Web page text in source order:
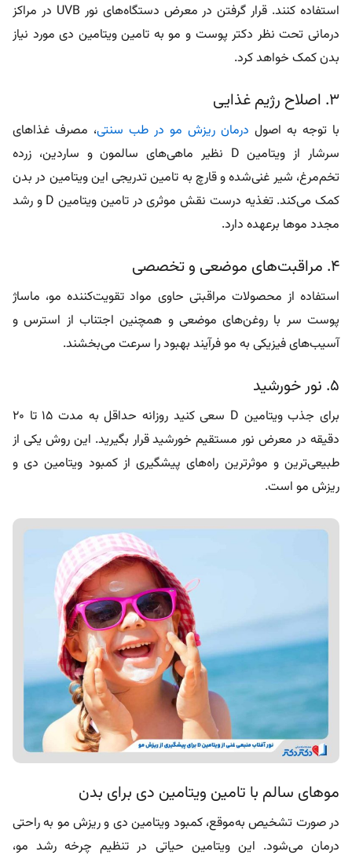
بدن کمک خواهد کرد.
۳. اصلاح رژیم غذایی
سرشار از ویتامین D نظیر ماهی‌های سالمون و ساردین، زرده
تخم‌مرغ، شیر غنی‌شده و قارچ به تامین تدریجی این ویتامین در بدن
کمک می‌کند. تغذیه درست نقش موثری در تامین ویتامین D و رشد
مجدد موها برعهده دارد.
۴. مراقبت‌های موضعی و تخصصی
پوست سر با روغن‌های موضعی و همچنین اجتناب از استرس و
آسیب‌های فیزیکی به مو فرآیند بهبود را سرعت می‌بخشند.
۵. نور خورشید
دقیقه در معرض نور مستقیم خورشید قرار بگیرید. این روش یکی از
طبیعی‌ترین و موثرترین راه‌های پیشگیری از کمبود ویتامین دی و
ریزش مو است.
موهای سالم با تامین ویتامین دی برای بدن
درمان می‌شود. این ویتامین حیاتی در تنظیم چرخه رشد مو،
محافظت از فولیکول‌ها و کاهش التهاب نقش مهمی دارد. با شناخت
علائم کمبود و مشورت بادکتر پوست و مومی‌توان با مصرف